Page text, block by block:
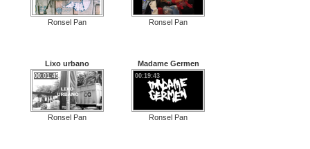
Ronsel Pan Ronsel Pan
Lixo urbano
00:01:45
Ronsel Pan
Madame Germen
00:19:43
Ronsel Pan